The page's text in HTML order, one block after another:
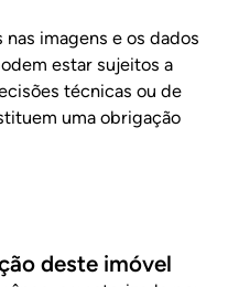
imagens e os dados
estar sujeitos a
técnicas ou de
uma obrigação
deste imóvel